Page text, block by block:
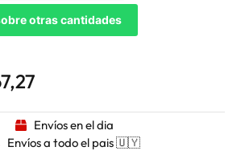
otras cantidades
Envíos en el dia
Envíos a todo el pais 🇺🇾